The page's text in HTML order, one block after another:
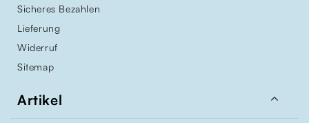
Sicheres Bezahlen
Lieferung
Widerruf
Sitemap
Artikel 